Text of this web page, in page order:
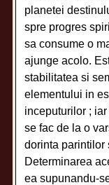
planetei
spre progres
sa consume o
ajunge acolo.
stabilitatea si
elementului in
inceputurilor ;
se fac de la o
dorinta parintilor
Determinarea
ea supunandu-